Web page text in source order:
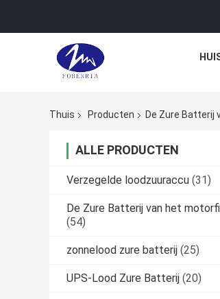
Thuis Producten De Zure Batterij
ALLE PRODUCTEN
Verzegelde loodzuuraccu (31)
De Zure Batterij van het
(54)
zonnelood zure batterij (25)
UPS-Lood Zure Batterij (20)